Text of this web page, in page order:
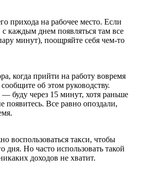
прихода на рабочее место. Если
с каждым днем появляться там все
минут), поощряйте себя чем-то
когда прийти на работу вовремя
об этом руководству.
буду через 15 минут, хотя раньше
появитесь. Все равно опоздали,
воспользоваться такси, чтобы
дня. Но часто использовать такой
доходов не хватит.